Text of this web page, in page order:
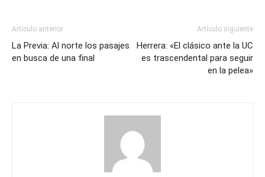
Artículo anterior
La Previa: Al norte los pasajes
en busca de una final
Artículo siguiente
Herrera: «El clásico ante la UC
es trascendental para seguir
en la pelea»